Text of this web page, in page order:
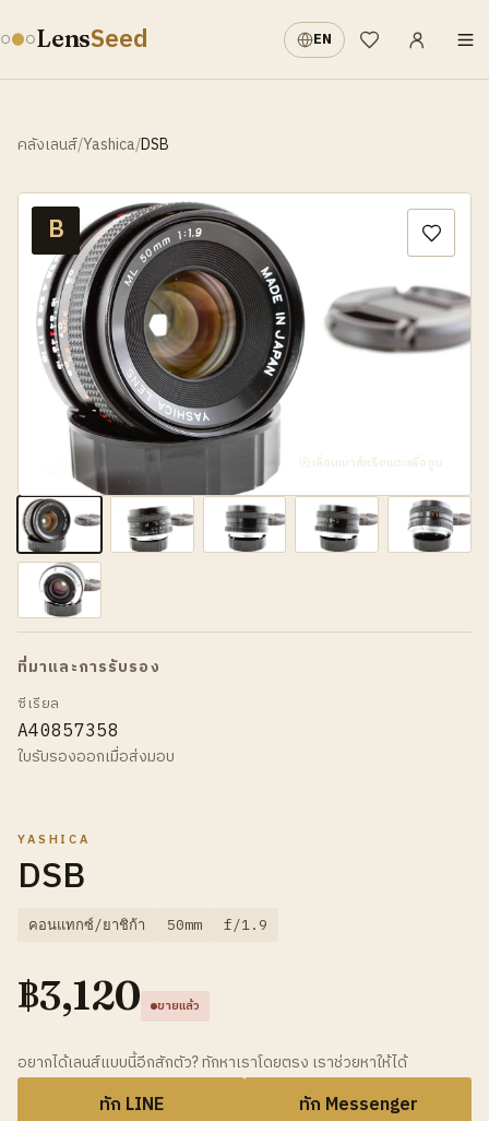
LensSeed EN รายการที่อยากได้
เข้าสู่ระบบ·
คลังเลนส์/Yashica/DSB
B
เลื่อนเมาส์หรือแตะเพื่อซูม
ที่มาและการรับรอง
ซีเรียล
A40857358
ใบรับรองออกเมื่อส่งมอบ
YASHICA
DSB
คอนแทกซ์/ยาชิก้า 50mm f/1.9
฿3,120 ขายแล้ว
อยากได้เลนส์แบบนี้อีกสักตัว? ทักหาเราโดยตรง เราช่วยหาให้ได้
ทัก LINE ทัก Messenger